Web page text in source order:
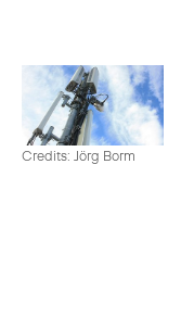
Credits: Jörg Borm